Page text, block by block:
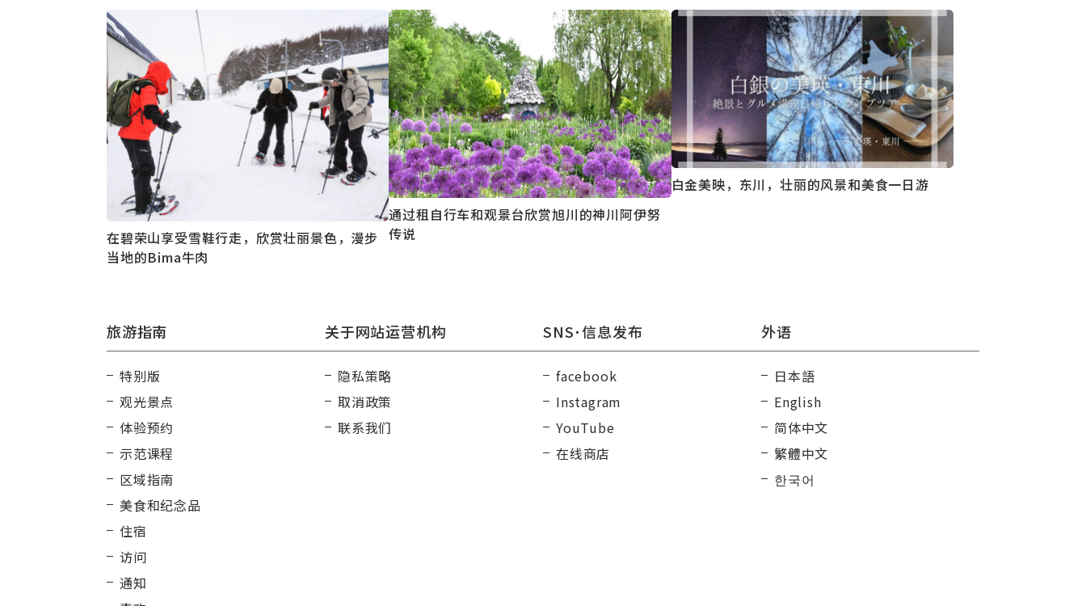
在碧荣山享受雪鞋行走，欣赏壮丽景色，漫步
当地的Bima牛肉
通过租自行车和观景台欣赏旭川的神川阿伊努
传说
白金美映，东川，壮丽的风景和美食一日游
旅游指南
特别版
观光景点
体验预约
示范课程
区域指南
美食和纪念品
住宿
访问
通知
关于网站运营机构
隐私策略
取消政策
联系我们
SNS･信息发布
facebook
Instagram
YouTube
在线商店
外语
日本語
English
简体中文
繁體中文
한국어